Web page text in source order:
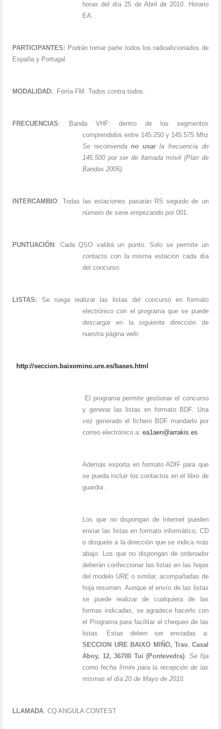
horas del día 25 de Abril de 2010. Horario
EA.
PARTICIPANTES: Podrán tomar parte todos los radioaficionados de
España y Portugal.
MODALIDAD: Fonía FM. Todos contra todos.
FRECUENCIAS:
Banda VHF: dentro de los segmentos
comprendidos entre 145.250 y 145.575 Mhz
Se recomiendano usarla frecuencia de
145.500 por ser de llamada móvil (Plan de
Bandas 2006).
INTERCAMBIO: Todas las estaciones pasarán RS seguido de un
número de serie empezando por 001.
PUNTUACIÓN : Cada QSO valdrá un punto. Solo se permite un
contacto con la misma estación cada día
del concurso.
LISTAS:
Se ruega realizar las listas del concurso en formato
electrónico con el programa que se puede
descargar en la siguiente dirección de
nuestra página web:
http://seccion.baixomino.ure.es/bases.html
El programa permite gestionar el concurso
y generar las listas en formato BDF. Una
vez generado el fichero BDF mandarlo por
correo electrónico a:ea1aen@arrakis.es
Además exporta en formato ADIF para que
se pueda incluir los contactos en el libro de
guardia .
Los que no dispongan de Internet pueden
enviar las listas en formato informático, CD
o disquete a la dirección que se indica más
abajo. Los que no dispongan de ordenador
deberán confeccionar las listas en las hojas
del modelo URE o similar, acompañadas de
hoja resumen. Aunque el envío de las listas
se puede realizar de cualquiera de las
formas indicadas, se agradece hacerlo con
el Programa para facilitar el chequeo de las
listas. Estas deben ser enviadas a:
SECCION URE BAIXO MIÑO, Trav. Casal
Aboy, 12, 36700 Tui (Pontevedra). Se fija
como fecha límite para la recepción de las
mismas el día 20 de Mayo de 2010.
LLAMADA: CQ ANGULA CONTEST